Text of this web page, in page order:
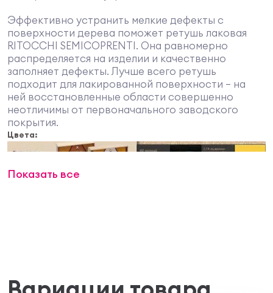
Эффективно устранить мелкие дефекты с
поверхности дерева поможет ретушь лаковая
RITOCCHI SEMICOPRENTI. Она равномерно
распределяется на изделии и качественно
заполняет дефекты. Лучше всего ретушь
подходит для лакированной поверхности – на
ней восстановленные области совершенно
неотличимы от первоначального заводского
покрытия.
Цвета:
Показать все